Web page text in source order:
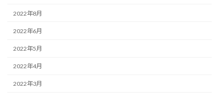
2022年8月
2022年6月
2022年5月
2022年4月
2022年3月